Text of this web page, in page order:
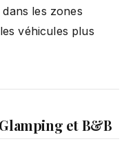
les zones
véhicules plus
et B&B